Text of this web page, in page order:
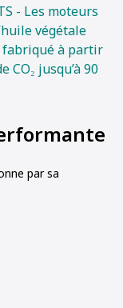
- Les moteurs
végétale
fabriqué à partir
jusqu’à 90
par sa